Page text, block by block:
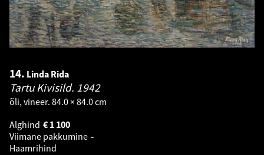
14. Linda Rida
Tartu Kivisild. 1942
õli, vineer. 84.0 × 84.0 cm
Alghind
1 100
€
Viimane pakkumine -
Haamrihind